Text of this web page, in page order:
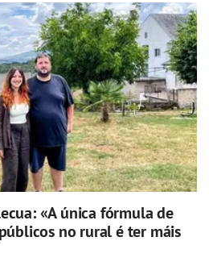
«A única fórmula de
no rural é ter máis